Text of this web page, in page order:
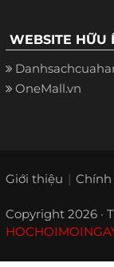
WEBSITE HỮU
OneMall.vn
Giới thiệu Chính
Copyright 2026 ·